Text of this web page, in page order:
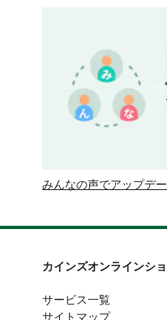
みんなの声でアップデ
カインズオンラインシ
サービス一覧
サイトマップ